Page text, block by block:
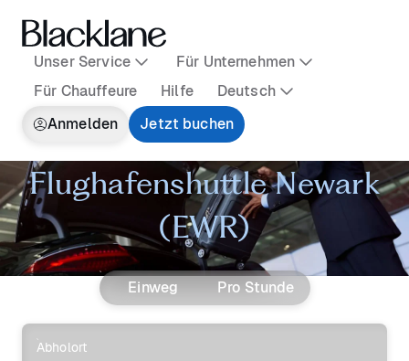
Unser Service
Für Unternehmen
Für Chauffeure
Hilfe
Deutsch
Anmelden
Jetzt buchen
Flughafenshuttle Newark
(EWR)
Einweg Pro Stunde
Abholort